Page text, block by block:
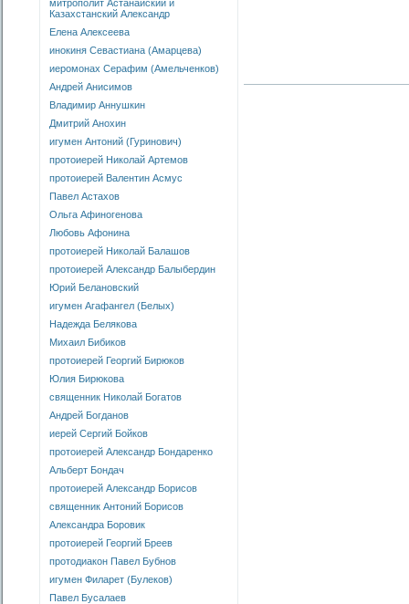
митрополит Астанайский и
Казахстанский Александр
Елена Алексеева
инокиня Севастиана (Амарцева)
иеромонах Серафим (Амельченков)
Андрей Анисимов
Владимир Аннушкин
Дмитрий Анохин
игумен Антоний (Гуринович)
протоиерей Николай Артемов
протоиерей Валентин Асмус
Павел Астахов
Ольга Афиногенова
Любовь Афонина
протоиерей Николай Балашов
протоиерей Александр Балыбердин
Юрий Белановский
игумен Агафангел (Белых)
Надежда Белякова
Михаил Бибиков
протоиерей Георгий Бирюков
Юлия Бирюкова
священник Николай Богатов
Андрей Богданов
иерей Сергий Бойков
протоиерей Александр Бондаренко
Альберт Бондач
протоиерей Александр Борисов
священник Антоний Борисов
Александра Боровик
протоиерей Георгий Бреев
протодиакон Павел Бубнов
игумен Филарет (Булеков)
Павел Бусалаев